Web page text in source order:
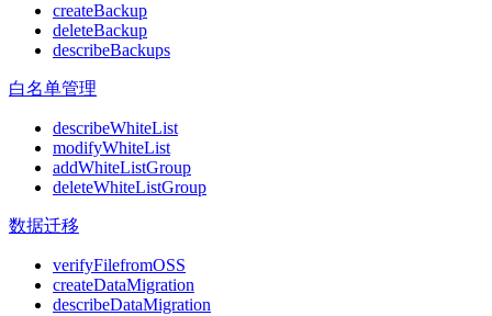
createBackup
deleteBackup
describeBackups
白名单管理
describeWhiteList
modifyWhiteList
addWhiteListGroup
deleteWhiteListGroup
数据迁移
verifyFilefromOSS
createDataMigration
describeDataMigration